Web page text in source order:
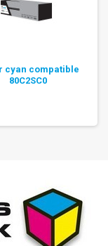
cyan compatible
80C2SC0